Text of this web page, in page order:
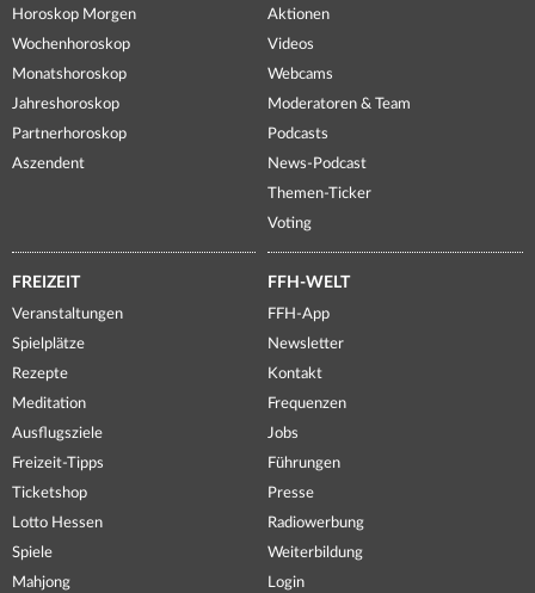
Horoskop Morgen
Wochenhoroskop
Monatshoroskop
Jahreshoroskop
Partnerhoroskop
Aszendent
Aktionen
Videos
Webcams
Moderatoren & Team
Podcasts
News-Podcast
Themen-Ticker
Voting
FREIZEIT
Veranstaltungen
Spielplätze
Rezepte
Meditation
Ausflugsziele
Freizeit-Tipps
Ticketshop
Lotto Hessen
Spiele
Mahjong
FFH-WELT
FFH-App
Newsletter
Kontakt
Frequenzen
Jobs
Führungen
Presse
Radiowerbung
Weiterbildung
Login